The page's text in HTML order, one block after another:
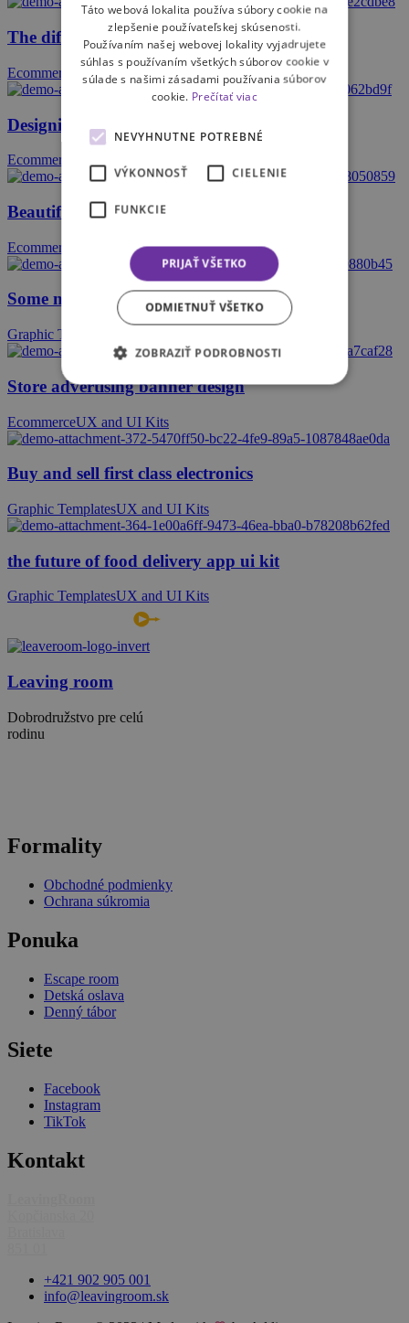
The difference between UI and UX in design
Ecommerce Graphic Templates
Designing a mobile store application
Ecommerce
Beautiful design of mobile application
Ecommerce Graphic Templates
Some new ideas for branding
Graphic Templates
Store advertising banner design
EcommerceUX and UI Kits
Buy and sell first class electronics
Graphic TemplatesUX and UI Kits
the future of food delivery app ui kit
Graphic TemplatesUX and UI Kits
Leaving room
Dobrodružstvo pre celú
rodinu
Formality
Obchodné podmienky
Ochrana súkromia
Ponuka
Escape room
Detská oslava
Denný tábor
Siete
Facebook
Instagram
TikTok
Kontakt
+421 902 905 001
info@leavingroom.sk
Táto webová lokalita používa súbory cookie na
zlepšenie používateľskej skúsenosti.
Používaním našej webovej lokality vyjadrujete
súhlas s používaním všetkých súborov cookie v
súlade s našimi zásadami používania súborov
cookie. Prečítať viac
NEVYHNUTNE POTREBNÉ
VÝKONNOSŤ CIELENIE
FUNKCIE
PRIJAŤ VŠETKO
ODMIETNUŤ VŠETKO
ZOBRAZIŤ PODROBNOSTI